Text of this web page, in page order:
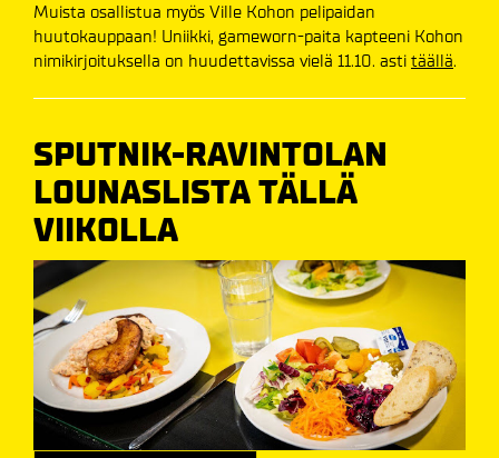
Muista osallistua myös Ville Kohon pelipaidan
huutokauppaan! Uniikki, gameworn-paita kapteeni Kohon
nimikirjoituksella on huudettavissa vielä 11.10. asti täällä.
SPUTNIK-RAVINTOLAN
LOUNASLISTA TÄLLÄ
VIIKOLLA